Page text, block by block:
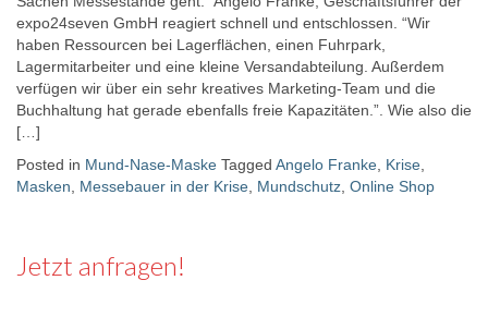
expo24seven GmbH reagiert schnell und entschlossen. “Wir
haben Ressourcen bei Lagerflächen, einen Fuhrpark,
Lagermitarbeiter und eine kleine Versandabteilung. Außerdem
verfügen wir über ein sehr kreatives Marketing-Team und die
Buchhaltung hat gerade ebenfalls freie Kapazitäten.”. Wie also die
[…]
Posted in Mund-Nase-Maske Tagged Angelo Franke Krise
Masken
Messebauer in der Krise Mundschutz Online Shop
Jetzt anfragen!